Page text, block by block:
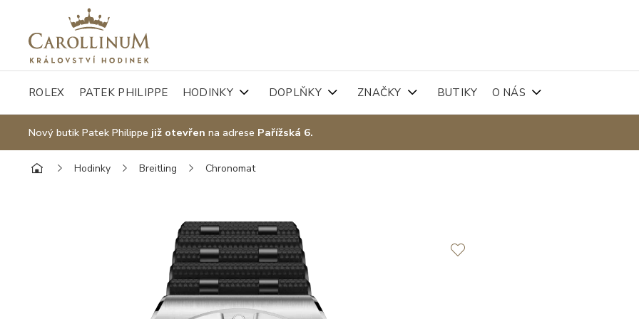
ROLEX PATEK PHILIPPE HODINKY DOPLŇKY ZNAČKY BUTIKY O NÁS
Nový butik Patek Philippe již otevřen na adrese Pařížská 6.
Hodinky Breitling Chronomat